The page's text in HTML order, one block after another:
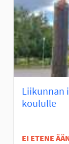
Liikunnan
koululle
EI ETENE